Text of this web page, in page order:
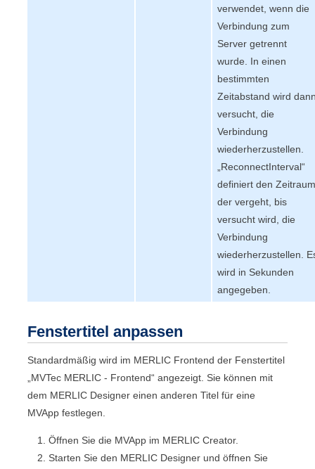
verwendet, wenn die
Verbindung zum
Server getrennt
wurde. In einen
bestimmten
Zeitabstand wird
versucht, die
Verbindung
wiederherzustellen.
ReconnectInterval“
definiert den
der vergeht, bis
versucht wird, die
Verbindung
wiederherzustellen.
wird in Sekunden
angegeben.
Fenstertitel anpassen
Standardmäßig wird im MERLIC Frontend der Fenstertitel
MVTec MERLIC - Frontend“ angezeigt. Sie können mit
dem MERLIC Designer einen anderen Titel für eine
MVApp festlegen.
Öffnen Sie die MVApp im MERLIC Creator.
Starten Sie den MERLIC Designer und öffnen Sie